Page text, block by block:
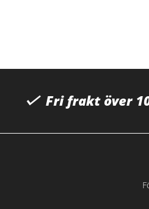
Fri frakt över